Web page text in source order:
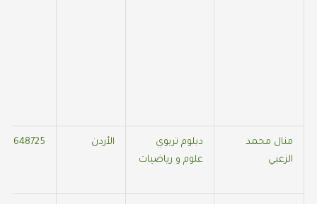
منال محمد
الزعبي
دبلوم تربوي
علوم و رياضيات
الأردن